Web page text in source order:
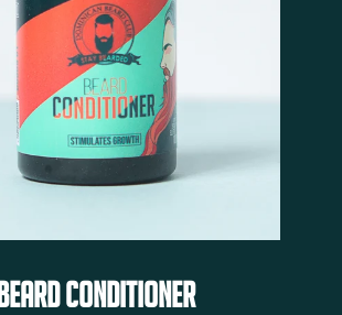
BEARD CONDITIONER